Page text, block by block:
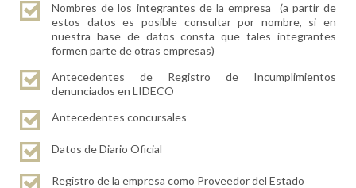
Nombres de los integrantes de la empresa (a partir de
estos datos es posible consultar por nombre, si en
nuestra base de datos consta que tales integrantes
formen parte de otras empresas)
Antecedentes de Registro de Incumplimientos
denunciados en LIDECO
Antecedentes concursales
Datos de Diario Oficial
Registro de la empresa como Proveedor del Estado